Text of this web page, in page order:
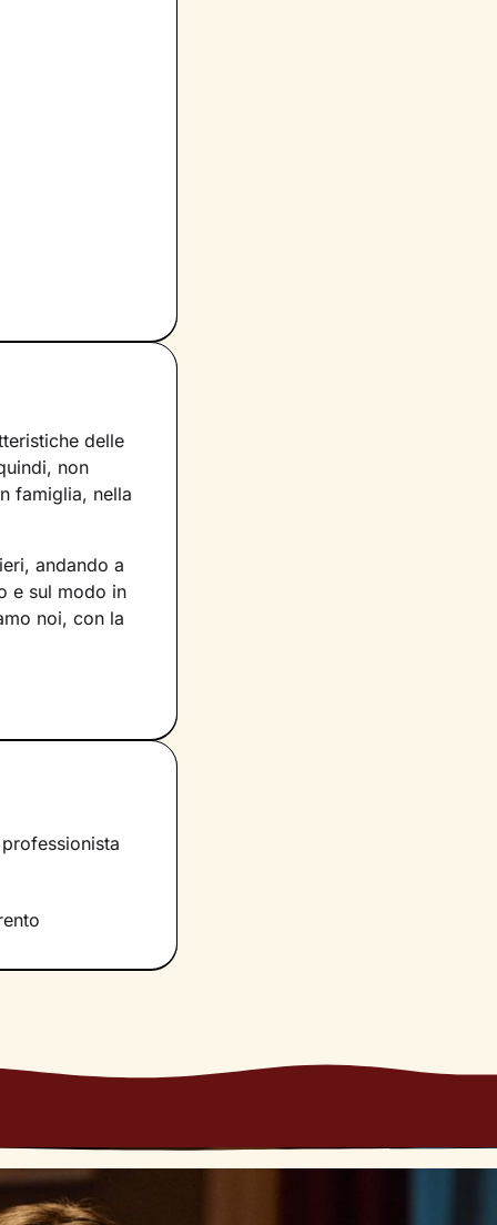
delle
non
famiglia, nella
andando a
e sul modo in
noi, con la
che faremo
muovere i
è infatti
e